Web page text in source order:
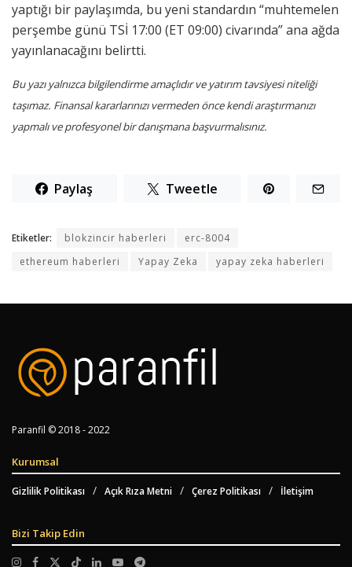
yaptığı bir paylaşımda, bu yeni standardın “muhtemelen
perşembe günü TSİ 17:00 (ET 09:00) civarında” ana ağda
yayınlanacağını belirtti.
Bu yazı yalnızca bilgilendirme amaçlıdır ve yatırım tavsiyesi niteliği
taşımaz. Finansal kararlarınızı vermeden önce kendi araştırmanızı
yapmalı ve profesyonel bir danışmana başvurmalısınız.
Paylaş Tweetle
Etiketler: blokzincir haberleri
erc-8004
ethereum haberleri
Yapay Zeka yapay zeka haberleri
Paranfil © 2018 - 2022
Kurumsal
Gizlilik Politikası Açık Rıza Metni Çerez Politikası İletişim
Bizi Takip Edin